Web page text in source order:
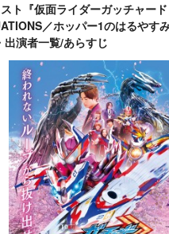
ト『仮面ライダーガッチャード
／ホッパー1のはるやす
出演者一覧/あらすじ